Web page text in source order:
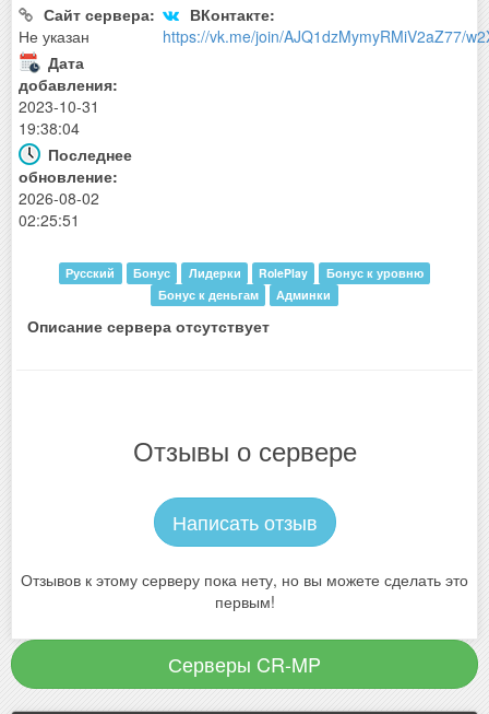
Сайт сервера:
Не указан
ВКонтакте:
https://vk.me/join/AJQ1dzMymyRMiV2aZ77/
Дата
добавления:
2023-10-31
19:38:04
Последнее
обновление:
2026-08-02
02:25:51
Русский Бонус Лидерки RolePlay
Бонус к уровню
Бонус к деньгам
Админки
Описание сервера отсутствует
Отзывы о сервере
Написать отзыв
Отзывов к этому серверу пока нету, но вы можете сделать это
первым!
Серверы CR-MP